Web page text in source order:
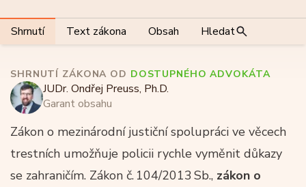
Shrnutí Text zákona Obsah Hledat
SHRNUTÍ ZÁKONA OD DOSTUPNÉHO ADVOKÁTA
JUDr. Ondřej Preuss, Ph.D.
Garant obsahu
Zákon o mezinárodní justiční spolupráci ve věcech
trestních umožňuje policii rychle vyměnit důkazy
se zahraničím. Zákon č. 104/2013 Sb., zákon o